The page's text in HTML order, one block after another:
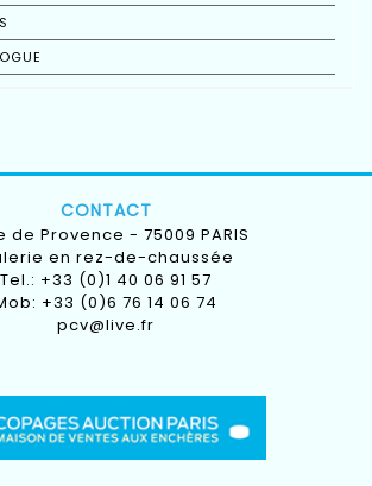
CONTACT
de Provence - 75009 PARIS
en rez-de-chaussée
Tel.: +33 (0)1 40 06 91 57
+33 (0)6 76 14 06 74
pcv@live.fr